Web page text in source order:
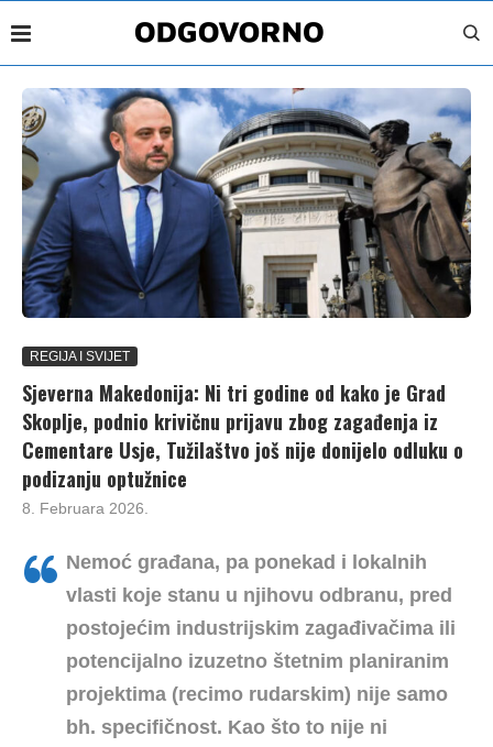
REGIJA I SVIJET
Sjeverna Makedonija: Ni tri godine od kako je Grad
Skoplje, podnio krivičnu prijavu zbog zagađenja iz
Cementare Usje, Tužilaštvo još nije donijelo odluku o
podizanju optužnice
8. Februara 2026.
Nemoć građana, pa ponekad i lokalnih
vlasti koje stanu u njihovu odbranu, pred
postojećim industrijskim zagađivačima ili
potencijalno izuzetno štetnim planiranim
projektima (recimo rudarskim) nije samo
bh. specifičnost. Kao što to nije ni